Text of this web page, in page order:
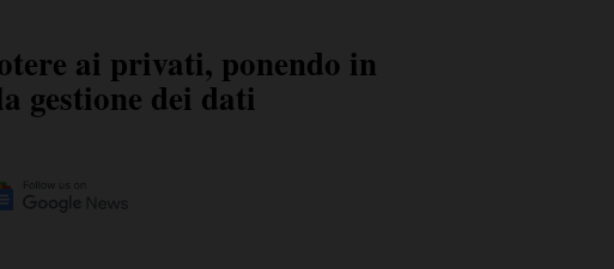
ai privati, ponendo in
gestione dei dati